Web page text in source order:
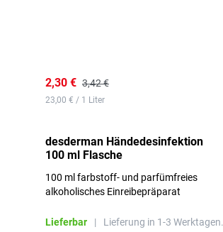
2,30 € 3,42 €
23,00 € / 1 Liter
desderman Händedesinfektion
100 ml Flasche
100 ml farbstoff- und parfümfreies
alkoholisches Einreibepräparat
Lieferbar | Lieferung in 1-3 Werktagen.